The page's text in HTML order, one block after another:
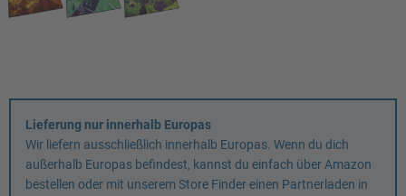
Lieferung nur innerhalb Europas
Wir liefern ausschließlich innerhalb Europas. Wenn du dich
außerhalb Europas befindest, kannst du einfach über Amazon
bestellen oder mit unserem Store Finder einen Partnerladen in